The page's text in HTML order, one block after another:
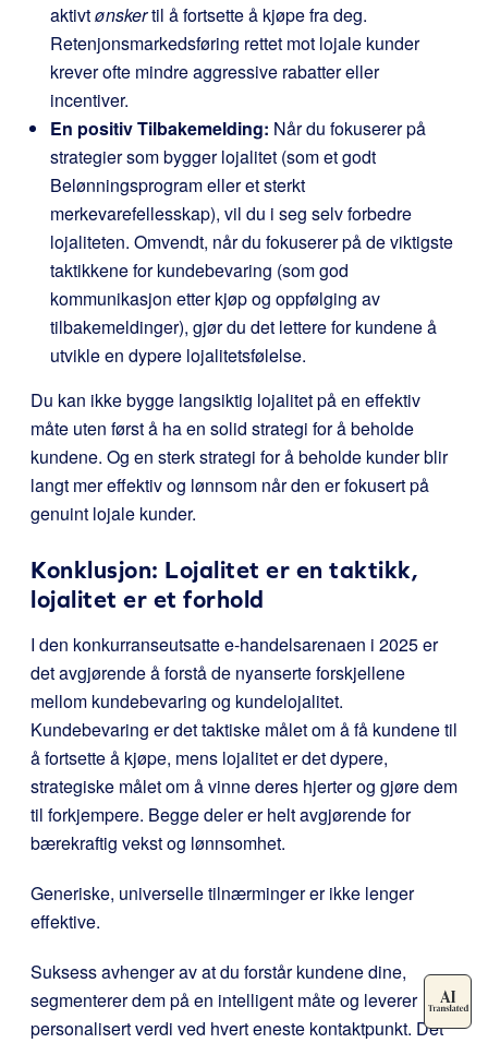
aktivtønskertil å fortsette å kjøpe fra deg.
Retenjonsmarkedsføring rettet mot lojale kunder
krever ofte mindre aggressive rabatter eller
incentiver.
En positiv Tilbakemelding: Når du fokuserer på
strategier som bygger lojalitet (som et godt
Belønningsprogram eller et sterkt
merkevarefellesskap), vil du i seg selv forbedre
lojaliteten. Omvendt, når du fokuserer på de viktigste
taktikkene for kundebevaring (som god
kommunikasjon etter kjøp og oppfølging av
tilbakemeldinger), gjør du det lettere for kundene å
utvikle en dypere lojalitetsfølelse.
Du kan ikke bygge langsiktig lojalitet på en effektiv
måte uten først å ha en solid strategi for å beholde
kundene. Og en sterk strategi for å beholde kunder blir
langt mer effektiv og lønnsom når den er fokusert på
genuint lojale kunder.
Konklusjon: Lojalitet er en taktikk,
lojalitet er et forhold
I den konkurranseutsatte e-handelsarenaen i 2025 er
det avgjørende å forstå de nyanserte forskjellene
mellom kundebevaring og kundelojalitet.
Kundebevaring er det taktiske målet om å få kundene til
å fortsette å kjøpe, mens lojalitet er det dypere,
strategiske målet om å vinne deres hjerter og gjøre dem
til forkjempere. Begge deler er helt avgjørende for
bærekraftig vekst og lønnsomhet.
Generiske, universelle tilnærminger er ikke lenger
effektive.
Suksess avhenger av at du forstår kundene dine,
segmenterer dem på en intelligent måte og leverer
personalisert verdi ved hvert eneste kontaktpunkt. Det